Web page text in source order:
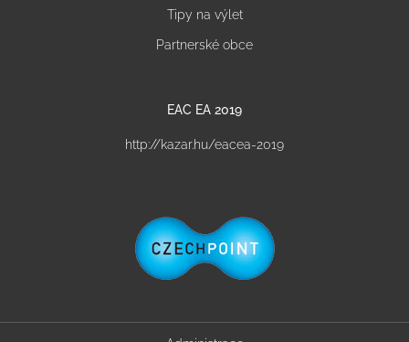
Tipy na výlet
Partnerské obce
EAC EA 2019
http://kazar.hu/eacea-2019